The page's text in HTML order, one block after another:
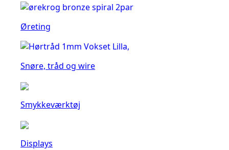
Øreting
Snøre, tråd og wire
Smykkeværktøj
Displays